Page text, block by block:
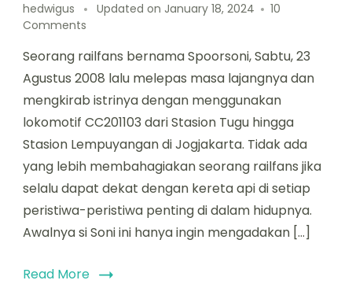
hedwigus Updated on January 18, 2024
10
Comments
harus
ada
apinya
Seorang railfans bernama Spoorsoni, Sabtu, 23
Agustus 2008 lalu melepas masa lajangnya dan
mengkirab istrinya dengan menggunakan
lokomotif CC201103 dari Stasion Tugu hingga
Stasion Lempuyangan di Jogjakarta. Tidak ada
yang lebih membahagiakan seorang railfans jika
selalu dapat dekat dengan kereta api di setiap
peristiwa-peristiwa penting di dalam hidupnya.
Awalnya si Soni ini hanya ingin mengadakan […]
Read More